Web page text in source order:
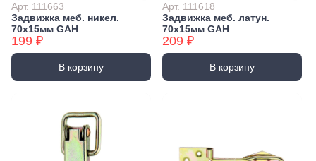
Арт. 111663
Задвижка меб. никел.
70х15мм GAH
199 ₽
В корзину
Арт. 111618
Задвижка меб. латун.
70х15мм GAH
209 ₽
В корзину